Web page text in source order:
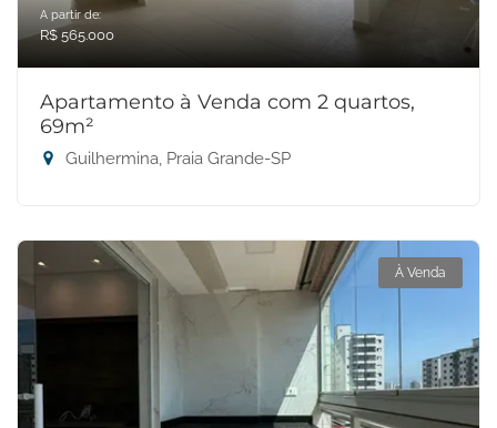
A partir de:
R$ 565.000
Apartamento à Venda com 2 quartos,
69m²
Guilhermina, Praia Grande-SP
À Venda